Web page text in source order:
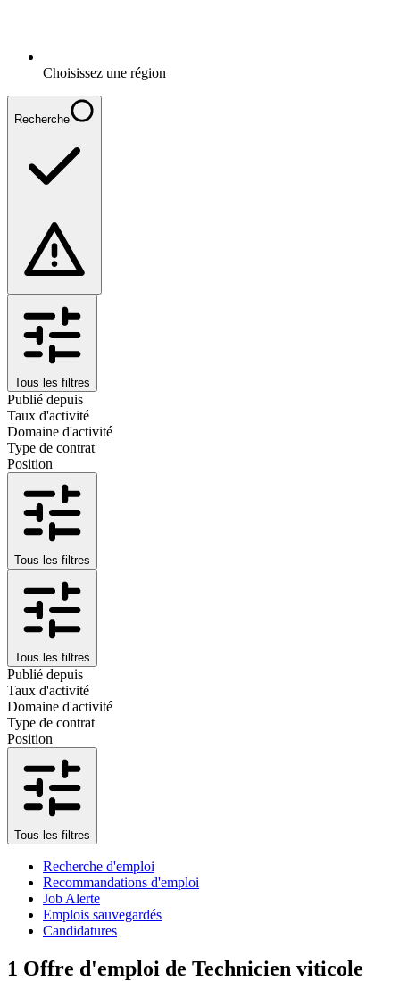
Choisissez une région
Recherche
Tous les filtres
Publié depuis
Taux d'activité
Domaine d'activité
Type de contrat
Position
Tous les filtres
Tous les filtres
Publié depuis
Taux d'activité
Domaine d'activité
Type de contrat
Position
Tous les filtres
Recherche d'emploi
Recommandations d'emploi
Job Alerte
Emplois sauvegardés
Candidatures
1 Offre d'emploi de Technicien viticole